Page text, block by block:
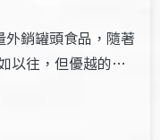
銷罐頭食品，隨著
以往，但優越的…